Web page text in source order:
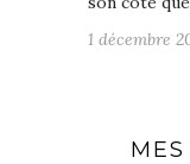
1 décembre